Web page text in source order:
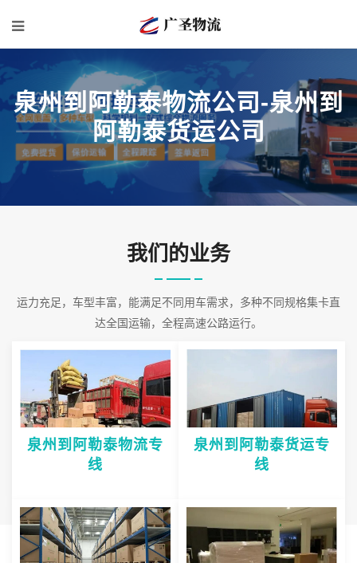
泉州到阿勒泰物流公司-泉州到
阿勒泰货运公司
我们的业务
运力充足，车型丰富，能满足不同用车需求，多种不同规格集卡直
达全国运输，全程高速公路运行。
泉州到阿勒泰物流专
线
泉州到阿勒泰货运专
线